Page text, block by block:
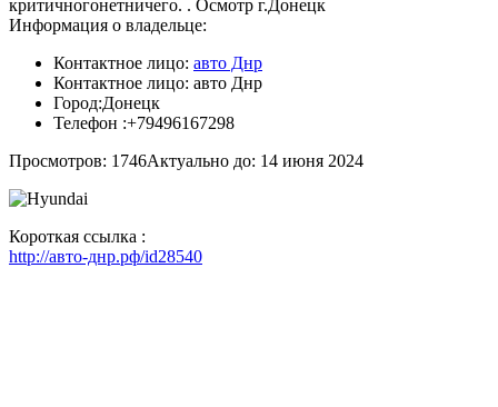
кpитичногонетничего. . Оcмотp г.Донецк
Информация о владельце:
Контактное лицо: авто Днр
Контактное лицо: авто Днр
Город:Донецк
Телефон :+79496167298
Просмотров: 1746Актуально до: 14 июня 2024
Короткая ссылка :
http://авто-днр.рф/id28540